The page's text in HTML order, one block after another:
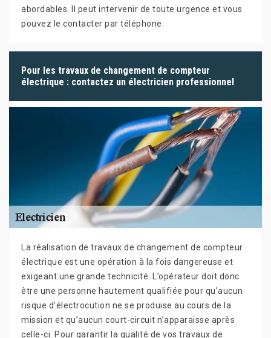
abordables. Il peut intervenir de toute urgence et vous
pouvez le contacter par téléphone.
Pour les travaux de changement de compteur
électrique : contactez un électricien professionnel
La réalisation de travaux de changement de compteur
électrique est une opération à la fois dangereuse et
exigeant une grande technicité. L’opérateur doit donc
être une personne hautement qualifiée pour qu’aucun
risque d’électrocution ne se produise au cours de la
mission et qu’aucun court-circuit n’apparaisse après
celle-ci. Pour garantir la qualité de vos travaux de